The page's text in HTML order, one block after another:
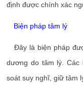
định được chính xác
Biện pháp tâm lý
Đây là biện pháp
dương do tâm lý. Các
soát suy nghĩ, giữ tâm